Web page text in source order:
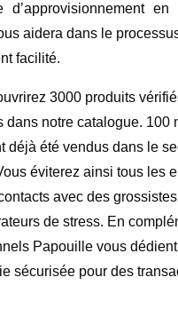
d’approvisionnement
aidera dans le
facilité.
3000 produits
dans notre catalogue. 100
déjà été vendus dans le
éviterez ainsi tous les
avec des
de stress. En
Papouille vous
sécurisée pour des